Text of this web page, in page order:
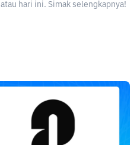
hari ini. Simak selengkapnya!